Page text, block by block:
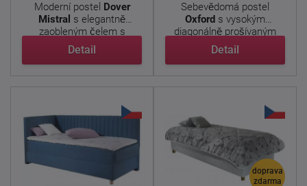
Moderní postel Dover
Mistral s elegantně
zaobleným čelem s
decentním ...
Detail
Sebevědomá postel
Oxford s vysokým
diagonálně prošívaným
čelem v ...
Detail
doprava
zdarma